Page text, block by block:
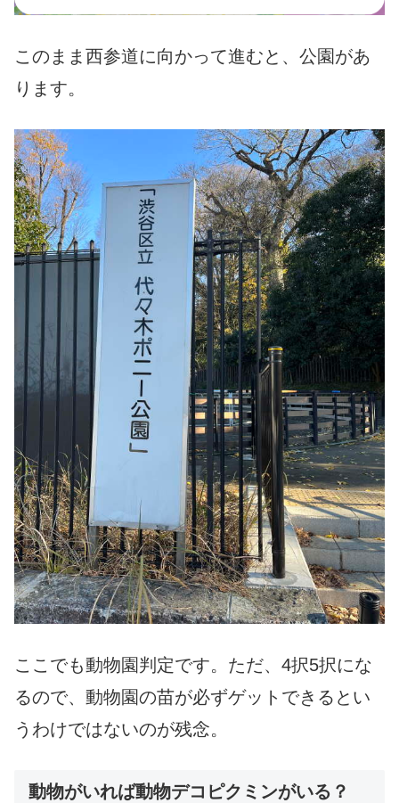
このまま西参道に向かって進むと、公園があ
ります。
ここでも動物園判定です。ただ、4択5択にな
るので、動物園の苗が必ずゲットできるとい
うわけではないのが残念。
動物がいれば動物デコピクミンがいる？